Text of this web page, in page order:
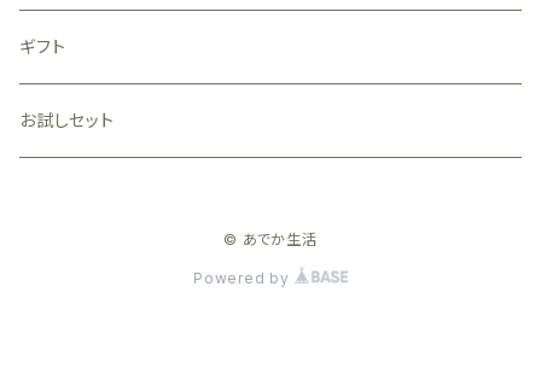
ギフト
お試しセット
© あでか生活
Powered by